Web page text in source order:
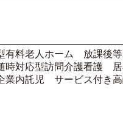
料老人ホーム 放課後等
対応型訪問介護看護 居
内託児 サービス付き高